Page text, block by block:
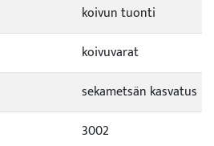
koivun tuonti
koivuvarat
sekametsän kasvatus
3002